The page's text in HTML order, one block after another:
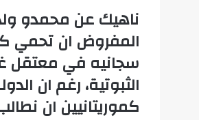
ناهيك عن محمدو
المفروض ان تحمي
سجانيه في معتقل
الثبوتية، رغم ان
كموريتانيين ان